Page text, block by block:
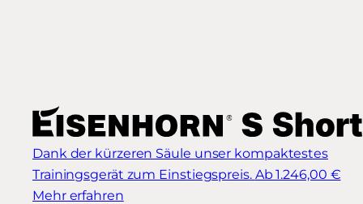
Dank der kürzeren Säule unser kompaktestes
Trainingsgerät zum Einstiegspreis. Ab 1.246,00 €
Mehr erfahren